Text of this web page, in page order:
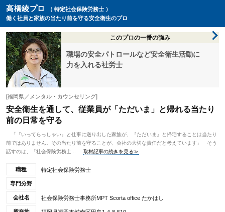
高橋綾プロ
（ 特定社会保険労務士 ）
働く社員と家族の当たり前を守る安全衛生のプロ
このプロの一番の強み
職場の安全パトロールなど安全衛生活動に
力を入れる社労士
[福岡県／メンタル・カウンセリング]
安全衛生を通して、従業員が「ただいま」と帰れる当たり
前の日常を守る
「『いってらっしゃい』と仕事に送り出した家族が、『ただいま』と帰宅することは当たり
前ではありません。その当たり前を守ることが、会社の大切な責任だと考えています」 そう
話すのは、「社会保険労務士...
取材記事の続きを見る≫
職種 特定社会保険労務士
専門分野
会社名 社会保険労務士事務所MPT Scorta office たかはし